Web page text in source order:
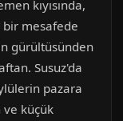
kıyısında,
bir mesafede
gürültüsünden
Susuz'da
pazara
ve küçük